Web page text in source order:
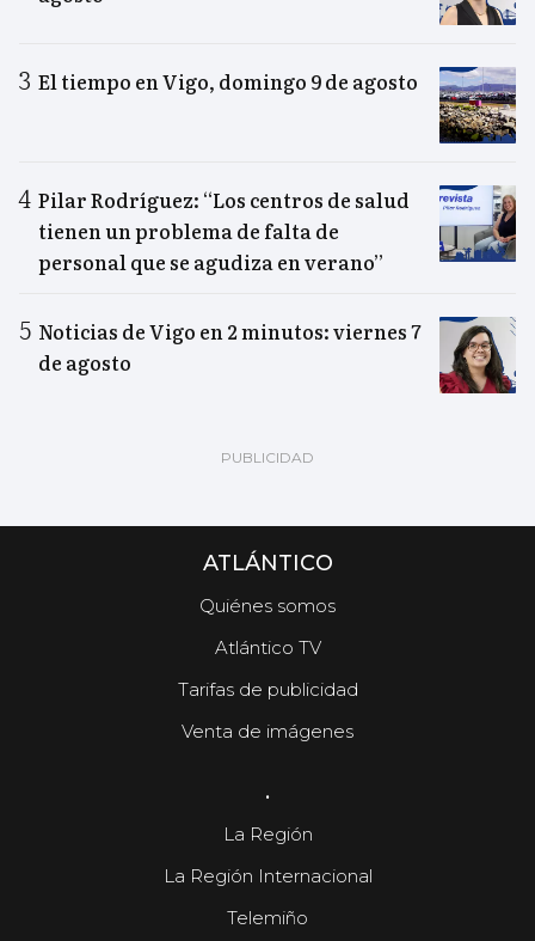
El tiempo en Vigo, domingo 9 de agosto
Pilar Rodríguez: “Los centros de salud
tienen un problema de falta de
personal que se agudiza en verano”
Noticias de Vigo en 2 minutos: viernes 7
de agosto
ATLÁNTICO
Quiénes somos
Atlántico TV
Tarifas de publicidad
Venta de imágenes
.
La Región
La Región Internacional
Telemiño